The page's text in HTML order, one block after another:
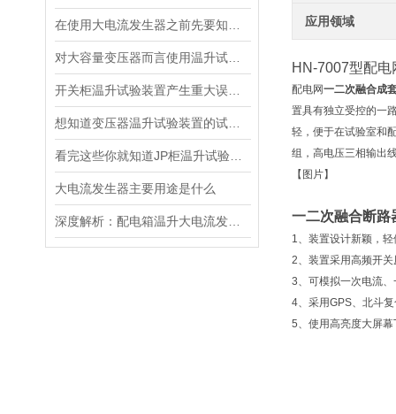
大电流发生器主要用途是什么
应用领域
HN-7007型配电
配电网一二次融合成
置具有独立受控的一
轻，便于在试验室和
组，高电压三相输出
【图片】
一二次融合断路
1、装置设计新颖，
2、装置采用高频开
3、可模拟一次电流
4、采用GPS、北斗
5、使用高亮度大屏